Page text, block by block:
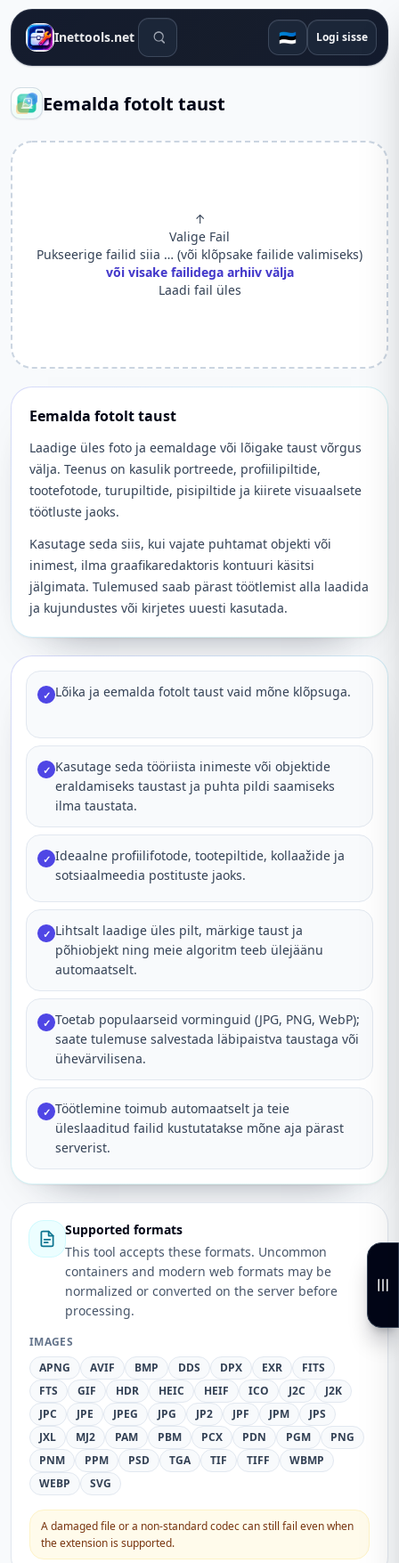
Inettools.net Otsingutööriistad 🇪🇪 Logi sisse
Eemalda fotolt taust
↑
Valige Fail
Pukseerige failid siia … (või klõpsake failide valimiseks)
või visake failidega arhiiv välja
Laadi fail üles
Eemalda fotolt taust
Laadige üles foto ja eemaldage või lõigake taust võrgus
välja. Teenus on kasulik portreede, profiilipiltide,
tootefotode, turupiltide, pisipiltide ja kiirete visuaalsete
töötluste jaoks.
Kasutage seda siis, kui vajate puhtamat objekti või
inimest, ilma graafikaredaktoris kontuuri käsitsi
jälgimata. Tulemused saab pärast töötlemist alla laadida
ja kujundustes või kirjetes uuesti kasutada.
✓ Lõika ja eemalda fotolt taust vaid mõne klõpsuga.
✓ Kasutage seda tööriista inimeste või objektide
eraldamiseks taustast ja puhta pildi saamiseks
ilma taustata.
✓ Ideaalne profiilifotode, tootepiltide, kollaažide ja
sotsiaalmeedia postituste jaoks.
✓ Lihtsalt laadige üles pilt, märkige taust ja
põhiobjekt ning meie algoritm teeb ülejäänu
automaatselt.
✓ Toetab populaarseid vorminguid (JPG, PNG, WebP);
saate tulemuse salvestada läbipaistva taustaga või
ühevärvilisena.
✓ Töötlemine toimub automaatselt ja teie
üleslaaditud failid kustutatakse mõne aja pärast
serverist.
Supported formats
This tool accepts these formats. Uncommon
containers and modern web formats may be
normalized or converted on the server before
processing.
IMAGES
APNG
AVIF BMP DDS DPX EXR
FITS
FTS
GIF HDR HEIC HEIF ICO J2C
J2K
JPC
JPE JPEG JPG JP2 JPF JPM
JPS
JXL
MJ2 PAM PBM PCX PDN PGM
PNG
PNM
PPM PSD TGA TIF TIFF
WBMP
WEBP
SVG
A damaged file or a non-standard codec can still fail even when
the extension is supported.